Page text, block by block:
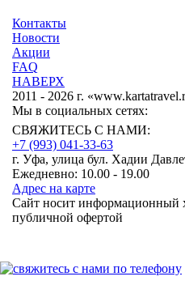
Контакты
Новости
Акции
FAQ
НАВЕРХ
2011 - 2026 г.
Мы в социальных сетях:
СВЯЖИТЕСЬ С НАМИ:
+7 (993) 041-33-63
г. Уфа, улица бул. Хадии
Ежедневно: 10.00 - 19.00
Адрес на карте
Сайт носит информационный
публичной офертой